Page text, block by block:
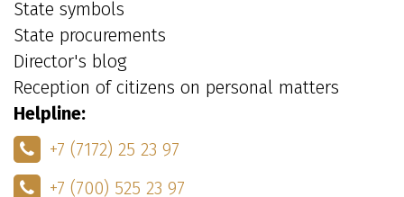
State symbols
State procurements
Director's blog
Reception of citizens on personal matters
Helpline:
+7 (7172) 25 23 97
+7 (700) 525 23 97